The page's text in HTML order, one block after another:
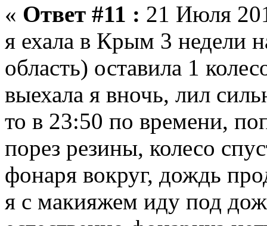
« Ответ #11 : 21 Июля
я ехала в Крым 3 недели
область) оставила 1
выехала я вночь, лил
то в 23:50 по времени,
порез резины, колесо
фонаря вокруг, дождь
я с макияжем иду под